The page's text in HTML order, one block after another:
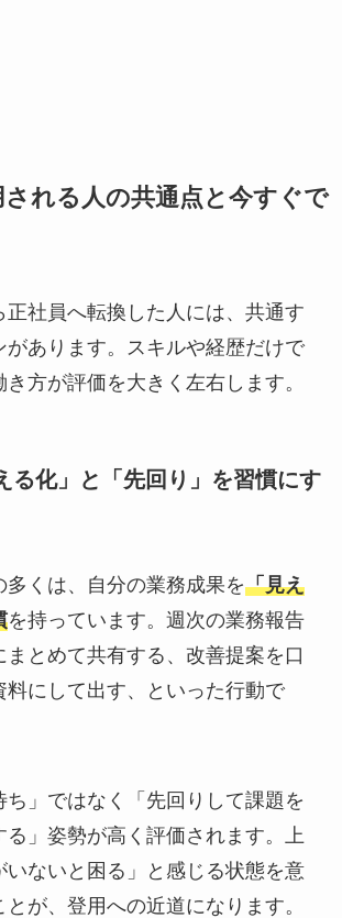
される人の共通点と今すぐで
正社員へ転換した人には、共通す
があります。スキルや経歴だけで
方が評価を大きく左右します。
る化」と「先回り」を習慣にす
多くは、自分の業務成果を「見え
を持っています。週次の業務報告
まとめて共有する、改善提案を口
料にして出す、といった行動で
ち」ではなく「先回りして課題を
る」姿勢が高く評価されます。上
いないと困る」と感じる状態を意
が、登用への近道になります。